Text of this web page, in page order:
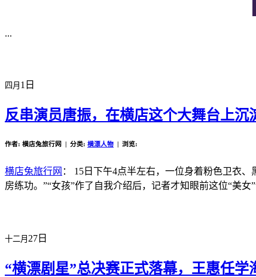
...
四月 1日
反串演员唐振，在横店这个大舞台上沉
作者: 横店兔旅行网 | 分类: 横漂人物 | 浏览:
横店兔旅行网 ： 15日下午4点半左右，一位身着粉色卫衣
房练功。”“女孩”作了自我介绍后，记者才知眼前这位“美
十二月 27日
“横漂剧星”总决赛正式落幕，王惠任